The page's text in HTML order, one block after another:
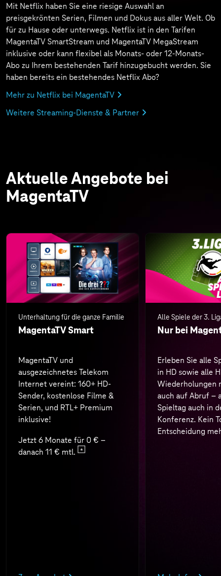
Mit Netflix haben Sie eine riesige Auswahl an
preisgekrönten Serien, Filmen und Dokus aus aller Welt. Ob
für zu Hause oder unterwegs. Netflix ist in den Tarifen
MagentaTV SmartStream und MagentaTV MegaStream
inklusive oder kann flexibel als Monats- oder 12-Monats-
Abo zu Ihrem bestehenden Tarif hinzugebucht werden. Sie
haben bereits ein bestehendes Netflix Abo?
Mehr zu Netflix bei MagentaTV
Weitere Streaming-Dienste & Partner
Aktuelle Angebote bei
MagentaTV
MagentaTV Smart
Unterhaltung für die ganze Familie
MagentaTV und
ausgezeichnetes Telekom
Internet vereint: 160+ HD-
Sender, kostenlose Filme &
Serien, und RTL+ Premium
inklusive!
Jetzt 6 Monate für 0 € –
danach 11 € mtl.
Nur bei
Alle Spiele der 3.
Erleben Sie alle
in HD sowie alle
Wiederholungen
auch auf Abruf –
Spieltag auch in
Konferenz. Kein
Entscheidung